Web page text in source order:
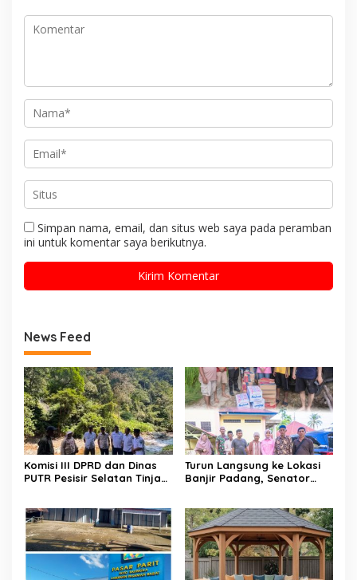
Simpan nama, email, dan situs web saya pada peramban
ini untuk komentar saya berikutnya.
News Feed
Komisi III DPRD dan Dinas
PUTR Pesisir Selatan Tinjau
Turun Langsung ke Lokasi
Banjir Padang, Senator
Dampak Kesehatan warga